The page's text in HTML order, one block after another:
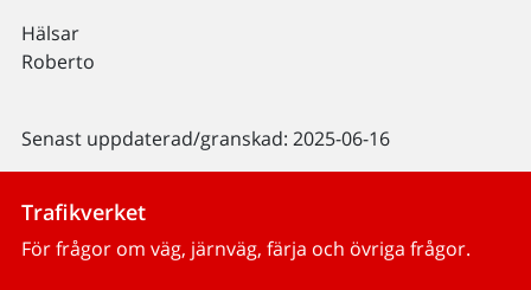
Hälsar
Roberto
Senast uppdaterad/granskad: 2025-06-16
Trafikverket
För frågor om väg, järnväg, färja och övriga frågor.